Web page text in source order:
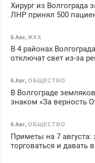
Хирург из Волгограда
ЛНР принял 500
6 Авг, ЖКХ
В 4 районах
отключат свет из-за
6 Авг, ОБЩЕСТВО
В Волгограде
знаком «За верность
6 Авг, ОБЩЕСТВО
Приметы на 7 августа:
торговаться и давать